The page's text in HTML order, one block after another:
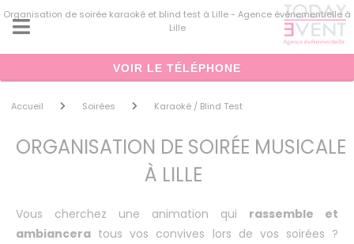
Organisation de soirée karaoké et blind test à Lille - Agence événementielle à
Lille
VOIR LE TÉLÉPHONE
Accueil Soirées Karaoké / Blind Test
ORGANISATION DE SOIRÉE MUSICALE
À LILLE
Vous cherchez une animation qui rassemble et
ambiancera tous vos convives lors de vos soirées ?
Panneau de gestion des cookies